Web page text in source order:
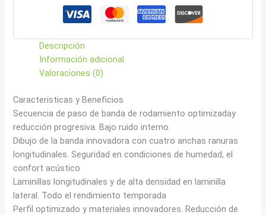
Descripción
Información adicional
Valoraciones (0)
Caracteristicas y Beneficios
Secuencia de paso de banda de rodamiento optimizaday
reducción progresiva. Bajo ruido interno.
Dibujo de la banda innovadora con cuatro anchas ranuras
longitudinales. Seguridad en condiciones de humedad, el
confort acústico
Laminillas longitudinales y de alta densidad en laminilla
lateral. Todo el rendimiento temporada
Perfil optimizado y materiales innovadores. Reducción de